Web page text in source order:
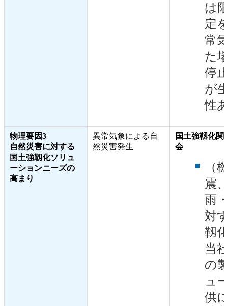
は
定
常
た
停
が
性
物理要因3
自然災害に対する
国土強靱化ソリュ
ーションニーズの
高まり
異常気象による自
然災害発生
国土強靱化関
会
（
震
雨
対
靱
当
の
ュ
供